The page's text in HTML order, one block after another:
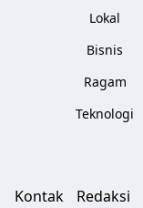
Lokal
Bisnis
Ragam
Teknologi
Kontak Redaksi